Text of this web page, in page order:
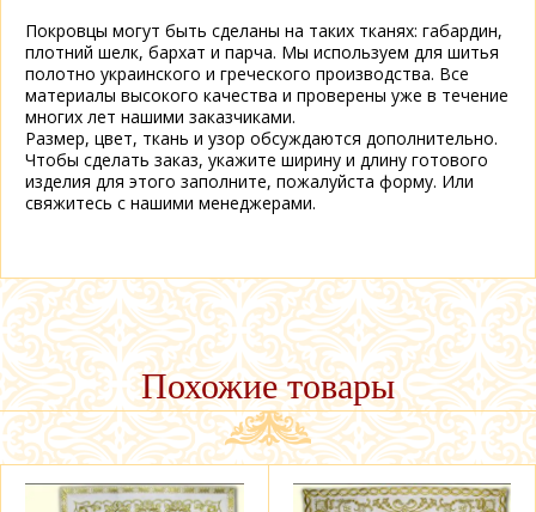
Покровцы могут быть сделаны на таких тканях: габардин,
плотний шелк, бархат и парча. Мы используем для шитья
полотно украинского и греческого производства. Все
материалы высокого качества и проверены уже в течение
многих лет нашими заказчиками.
Размер, цвет, ткань и узор обсуждаются дополнительно.
Чтобы сделать заказ, укажите ширину и длину готового
изделия для этого заполните, пожалуйста форму. Или
свяжитесь с нашими менеджерами.
Похожие товары